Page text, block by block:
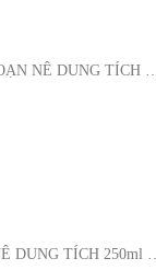
NÊ DUNG TÍCH …
DUNG TÍCH 250ml …